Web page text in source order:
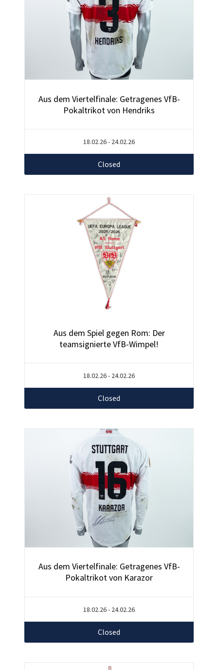
Aus dem Viertelfinale: Getragenes VfB-
Pokaltrikot von Hendriks
18.02.26 - 24.02.26
Closed
Aus dem Spiel gegen Rom: Der
teamsignierte VfB-Wimpel!
18.02.26 - 24.02.26
Closed
Aus dem Viertelfinale: Getragenes VfB-
Pokaltrikot von Karazor
18.02.26 - 24.02.26
Closed